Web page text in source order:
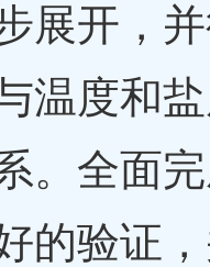
展开，
温度和
。全面
的验证